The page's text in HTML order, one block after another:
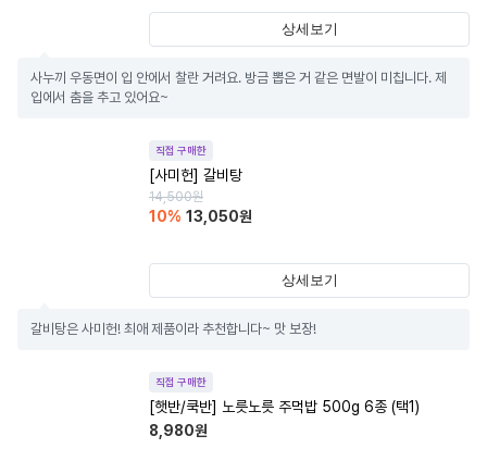
상세보기
사누끼 우동면이 입 안에서 찰란 거려요. 방금 뽑은 거 같은 면발이 미칩니다. 제
입에서 춤을 추고 있어요~
직접 구매한
[사미헌] 갈비탕
14,500원
10% 13,050원
상세보기
갈비탕은 사미헌! 최애 제품이라 추천합니다~ 맛 보장!
직접 구매한
[햇반/쿡반] 노릇노릇 주먹밥 500g 6종 (택1)
8,980원